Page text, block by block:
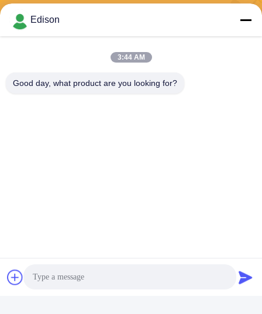
Edison
3:44 AM
Good day, what product are you looking for?